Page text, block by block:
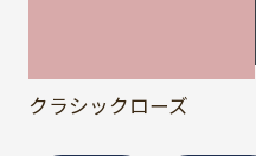
クラシックローズ